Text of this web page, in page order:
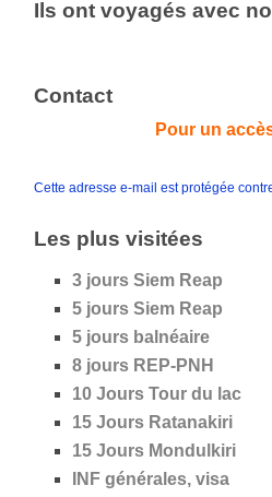
Ils ont voyagés avec
Contact
Pour un
Cette adresse e-mail est protégée
Les plus visitées
3 jours Siem Reap
5 jours Siem Reap
5 jours balnéaire
8 jours REP-PNH
10 Jours Tour du lac
15 Jours Ratanakiri
15 Jours Mondulkiri
INF générales, visa